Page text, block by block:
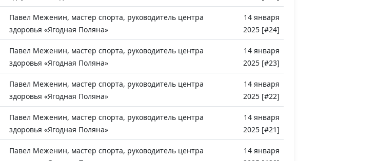
Павел Меженин, мастер спорта, руководитель центра
здоровья «Ягодная Поляна»
14 января
2025 [#24]
Павел Меженин, мастер спорта, руководитель центра
здоровья «Ягодная Поляна»
14 января
2025 [#23]
Павел Меженин, мастер спорта, руководитель центра
здоровья «Ягодная Поляна»
14 января
2025 [#22]
Павел Меженин, мастер спорта, руководитель центра
здоровья «Ягодная Поляна»
14 января
2025 [#21]
Павел Меженин, мастер спорта, руководитель центра
14 января